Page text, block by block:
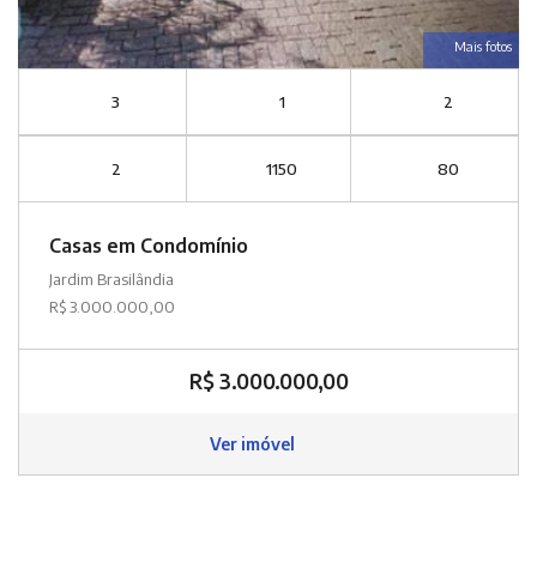
Mais fotos
3 1 2
2 1150 80
Casas em Condomínio
Jardim Brasilândia
R$ 3.000.000,00
R$ 3.000.000,00
Ver imóvel